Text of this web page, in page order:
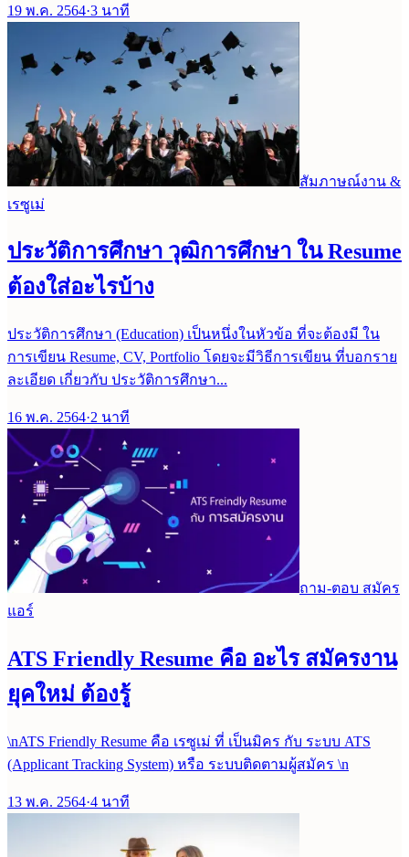
19 พ.ค. 2564·3 นาที
สัมภาษณ์งาน &
เรซูเม่
ประวัติการศึกษา วุฒิการศึกษา ใน Resume
ต้องใส่อะไรบ้าง
ประวัติการศึกษา (Education) เป็นหนึ่งในหัวข้อ ที่จะต้องมี ใน
การเขียน Resume, CV, Portfolio โดยจะมีวิธีการเขียน ที่บอกราย
ละเอียด เกี่ยวกับ ประวัติการศึกษา...
16 พ.ค. 2564·2 นาที
ถาม-ตอบ สมัคร
แอร์
ATS Friendly Resume คือ อะไร สมัครงาน
ยุคใหม่ ต้องรู้
\nATS Friendly Resume คือ เรซูเม่ ที่ เป็นมิคร กับ ระบบ ATS
(Applicant Tracking System) หรือ ระบบติดตามผู้สมัคร \n
13 พ.ค. 2564·4 นาที